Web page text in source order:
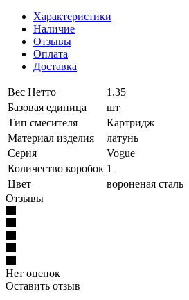
Характеристики
Наличие
Отзывы
Оплата
Доставка
Вес Нетто
1,35
Базовая единица
шт
Тип смесителя
Картридж
Материал изделия
латунь
Серия
Vogue
Количество коробок 1
Цвет
вороненая сталь
Отзывы
Нет оценок
Оставить отзыв